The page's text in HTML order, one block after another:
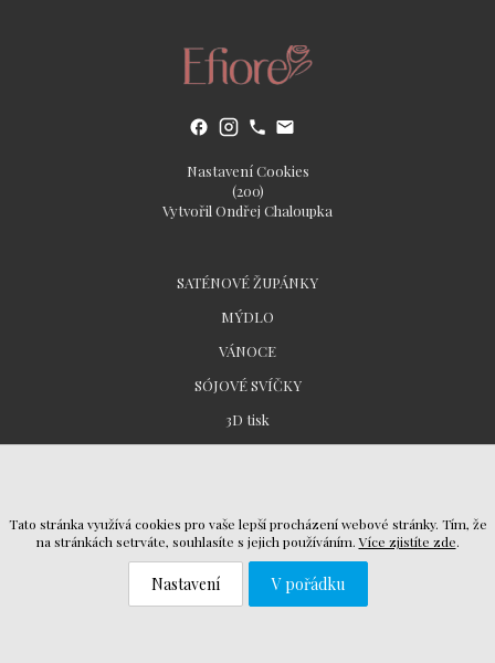
Nastavení Cookies
(200)
Vytvořil Ondřej Chaloupka
SATÉNOVÉ ŽUPÁNKY
MÝDLO
VÁNOCE
SÓJOVÉ SVÍČKY
3D tisk
Ochrana osobních údajů
Reklamační řád
Tato stránka využívá cookies pro vaše lepší procházení webové stránky. Tím, že
na stránkách setrváte, souhlasíte s jejich používáním.Více zjistíte zde.
Nastavení V pořádku